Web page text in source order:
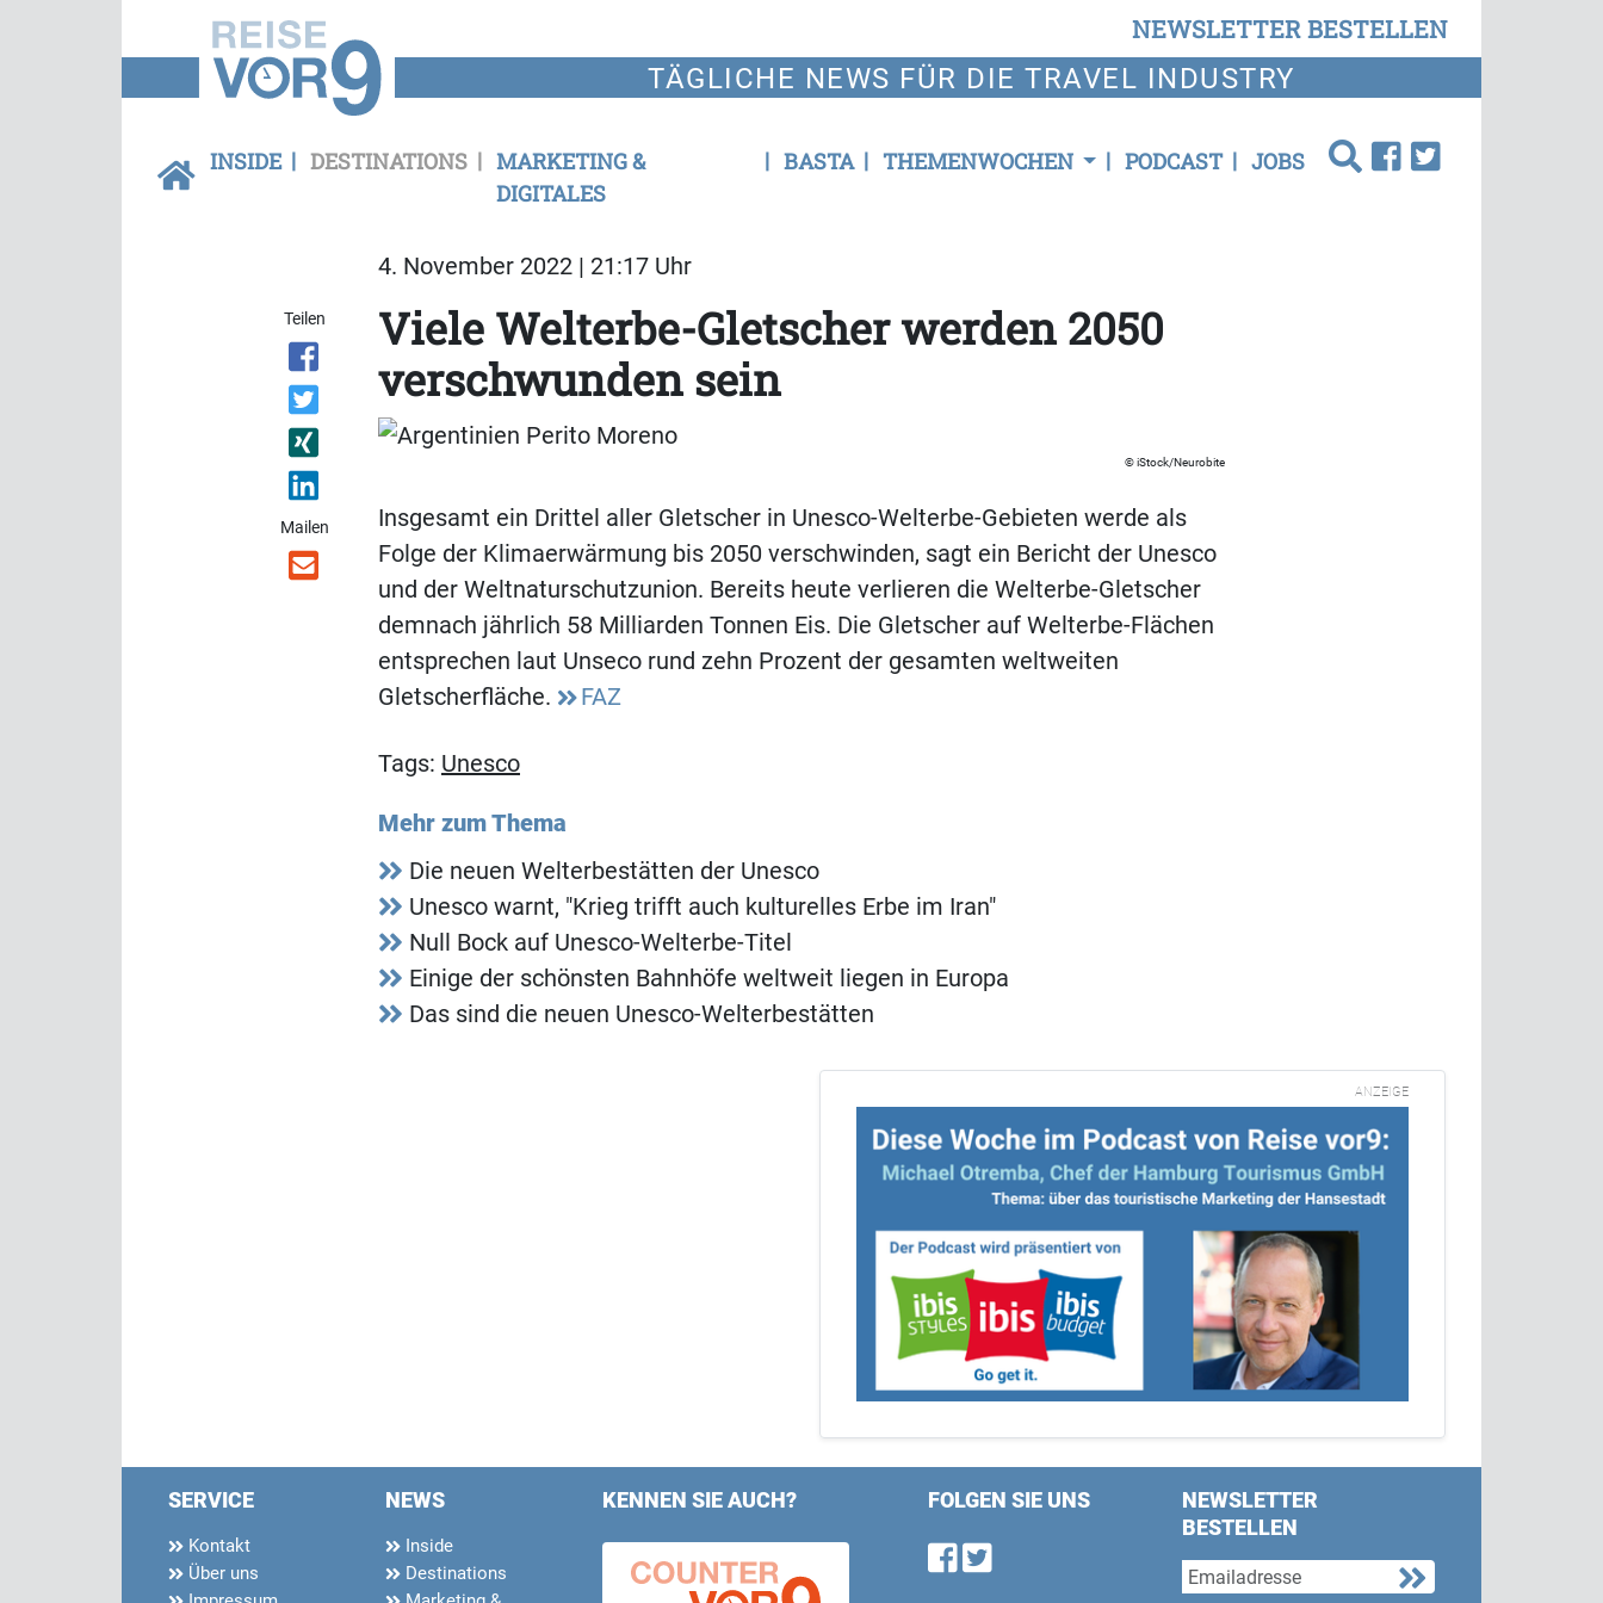
NEWSLETTER BESTELLEN
TÄGLICHE NEWS FÜR DIE TRAVEL INDUSTRY
INSIDE DESTINATIONS
MARKETING &
DIGITALES
BASTA THEMENWOCHEN PODCAST JOBS
4. November 2022 | 21:17 Uhr
Teilen
Mailen
Viele Welterbe-Gletscher werden 2050
verschwunden sein
iStock/Neurobite
Insgesamt ein Drittel aller Gletscher in Unesco-Welterbe-Gebieten werde als
Folge der Klimaerwärmung bis 2050 verschwinden, sagt ein Bericht der Unesco
und der Weltnaturschutzunion. Bereits heute verlieren die Welterbe-Gletscher
demnach jährlich 58 Milliarden Tonnen Eis. Die Gletscher auf Welterbe-Flächen
entsprechen laut Unseco rund zehn Prozent der gesamten weltweiten
Gletscherfläche.
FAZ
Tags: Unesco
Mehr zum Thema
Die neuen Welterbestätten der Unesco
Unesco warnt, "Krieg trifft auch kulturelles Erbe im Iran"
Null Bock auf Unesco-Welterbe-Titel
Einige der schönsten Bahnhöfe weltweit liegen in Europa
Das sind die neuen Unesco-Welterbestätten
ANZEIGE
SERVICE
Kontakt
Über uns
NEWS
Inside
Destinations
KENNEN SIE AUCH? FOLGEN SIE UNS
Find us on Facebook
Follow us on Twitter
NEWSLETTER
BESTELLEN